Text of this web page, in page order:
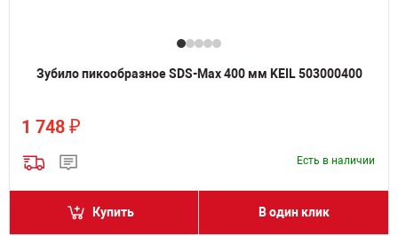
Зубило пикообразное SDS-Max 400 мм KEIL 503000400
1 748 ₽
Есть в наличии
Купить В один клик